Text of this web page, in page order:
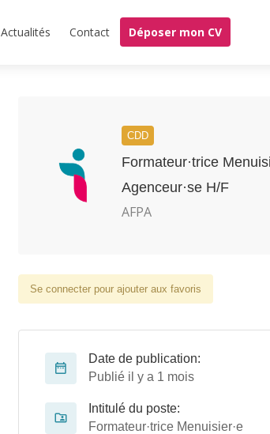
Actualités Contact Déposer mon CV
CDD
Formateur·trice
Agenceur·se H/F
AFPA
Se connecter pour ajouter aux favoris
Date de publication:
Publié il y a 1 mois
Intitulé du poste:
Formateur·trice Menuisier·e